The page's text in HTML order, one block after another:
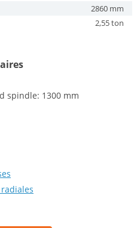
2860 mm
2,55 ton
spindle: 1300 mm